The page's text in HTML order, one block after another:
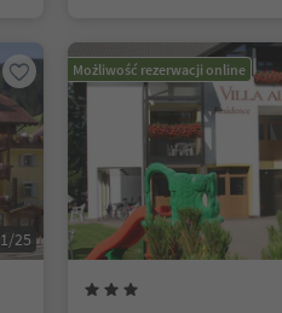
1/25
Możliwość rezerwacji online